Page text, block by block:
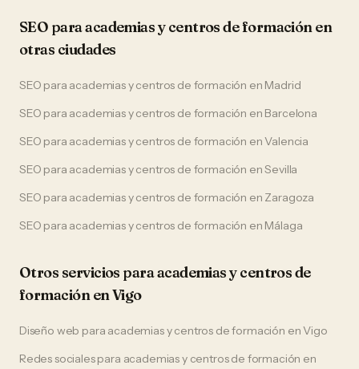
SEO paraacademias y centros de formaciónen
otras ciudades
SEO para academias y centros de formación en Madrid
SEO para academias y centros de formación en Barcelona
SEO para academias y centros de formación enValencia
SEO para academias y centros de formación enSevilla
SEO para academias y centros de formación en Zaragoza
SEO para academias y centros de formación en Málaga
Otros servicios paraacademias y centros de
formaciónenVigo
Diseño web para academias y centros de formación enVigo
Redes socialespara academias y centros de formación en